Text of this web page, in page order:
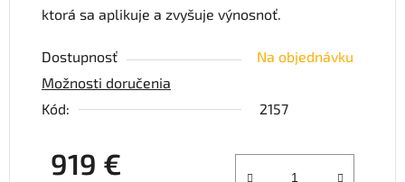
ktorá sa aplikuje a zvyšuje výnosnoť.
Dostupnosť
Na objednávku
Možnosti doručenia
Kód:
2157
919 €